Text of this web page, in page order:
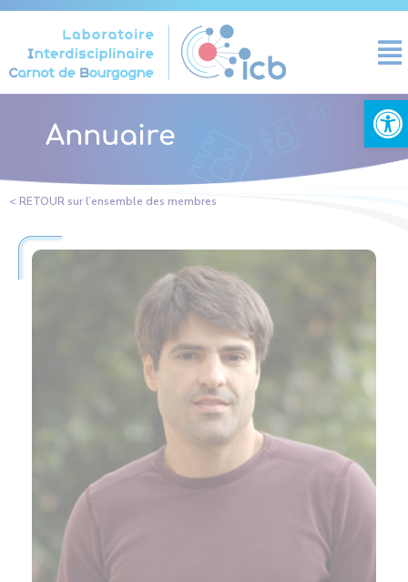
Ouvrir
Annuaire
< RETOUR sur l’ensemble des membres
Panneau de gestion des cookies